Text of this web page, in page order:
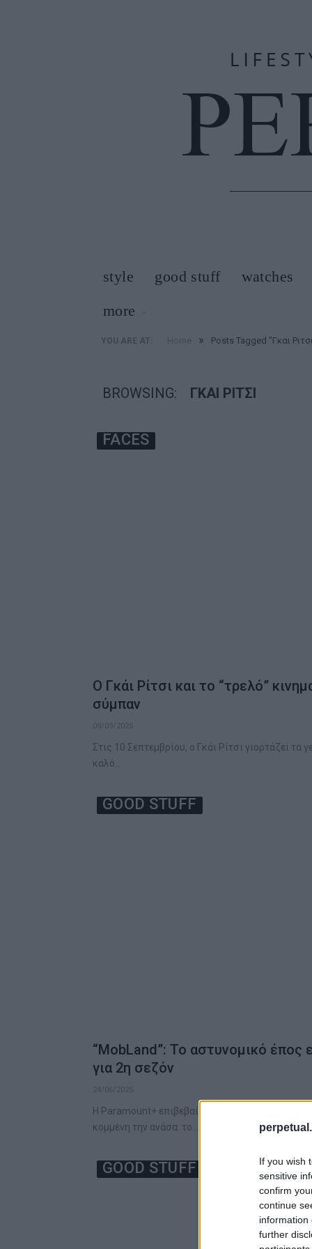
If you wish
sensitive
confirm
continue
information
further
style good stuff watches
more
YOU ARE AT: » Posts Tagged "Γκαι
BROWSING: ΓΚΑΙ ΡΙΤΣΙ
FACES
Ο Γκάι Ρίτσι και το “τρελό”
σύμπαν
09/09/2025
Στις 10 Σεπτεμβρίου, ο Γκάι Ρίτσι γιορτάζει τα
καλό…
GOOD STUFF
“MobLand”: Το αστυνομικό έπος
για 2η σεζόν
24/06/2025
Η Paramount+ επιβεβαίωσε και επίσημα αυτό
κομμένη την ανάσα: το…
GOOD STUFF